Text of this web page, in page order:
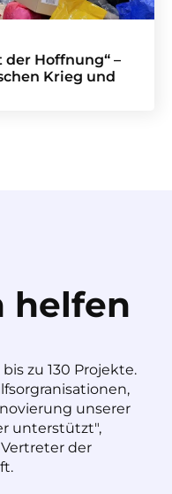
der Hoffnung“ –
Krieg und
helfen
zu 130 Projekte.
unserer
unterstützt",
der